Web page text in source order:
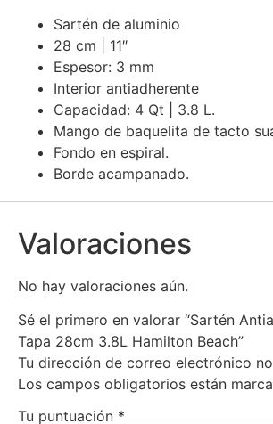
Sartén de aluminio
28 cm | 11″
Espesor: 3 mm
Interior antiadherente
Capacidad: 4 Qt | 3.8 L.
Mango de baquelita de tacto
Fondo en espiral.
Borde acampanado.
Valoraciones
No hay valoraciones aún.
Sé el primero en valorar “Sartén
Tapa 28cm 3.8L Hamilton Beach”
Tu dirección de correo electrónico
Los campos obligatorios están
Tu puntuación *